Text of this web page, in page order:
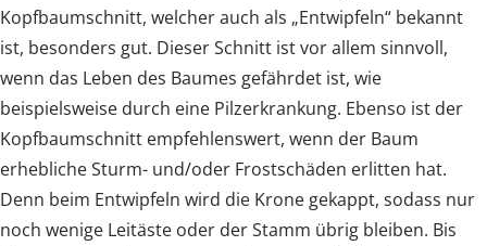
Kopfbaumschnitt, welcher auch als „Entwipfeln“ bekannt
ist, besonders gut. Dieser Schnitt ist vor allem sinnvoll,
wenn das Leben des Baumes gefährdet ist, wie
beispielsweise durch eine Pilzerkrankung. Ebenso ist der
Kopfbaumschnitt empfehlenswert, wenn der Baum
erhebliche Sturm- und/oder Frostschäden erlitten hat.
Denn beim Entwipfeln wird die Krone gekappt, sodass nur
noch wenige Leitäste oder der Stamm übrig bleiben. Bis